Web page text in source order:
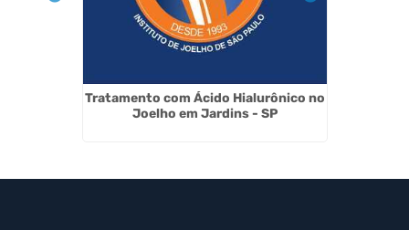
Tratamento com Ácido Hialurônico no
Joelho em Jardins - SP